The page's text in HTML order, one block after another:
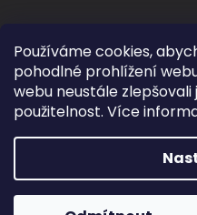
Používáme cookies,
pohodlné prohlížení
webu neustále
použitelnost. Více
Betty Mode.
Grafický návrh vytvořil a na